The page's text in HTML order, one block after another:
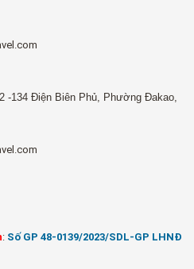
-134 Điện Biên Phủ, Phường Đakao,
: Số GP 48-0139/2023/SDL-GP LHNĐ